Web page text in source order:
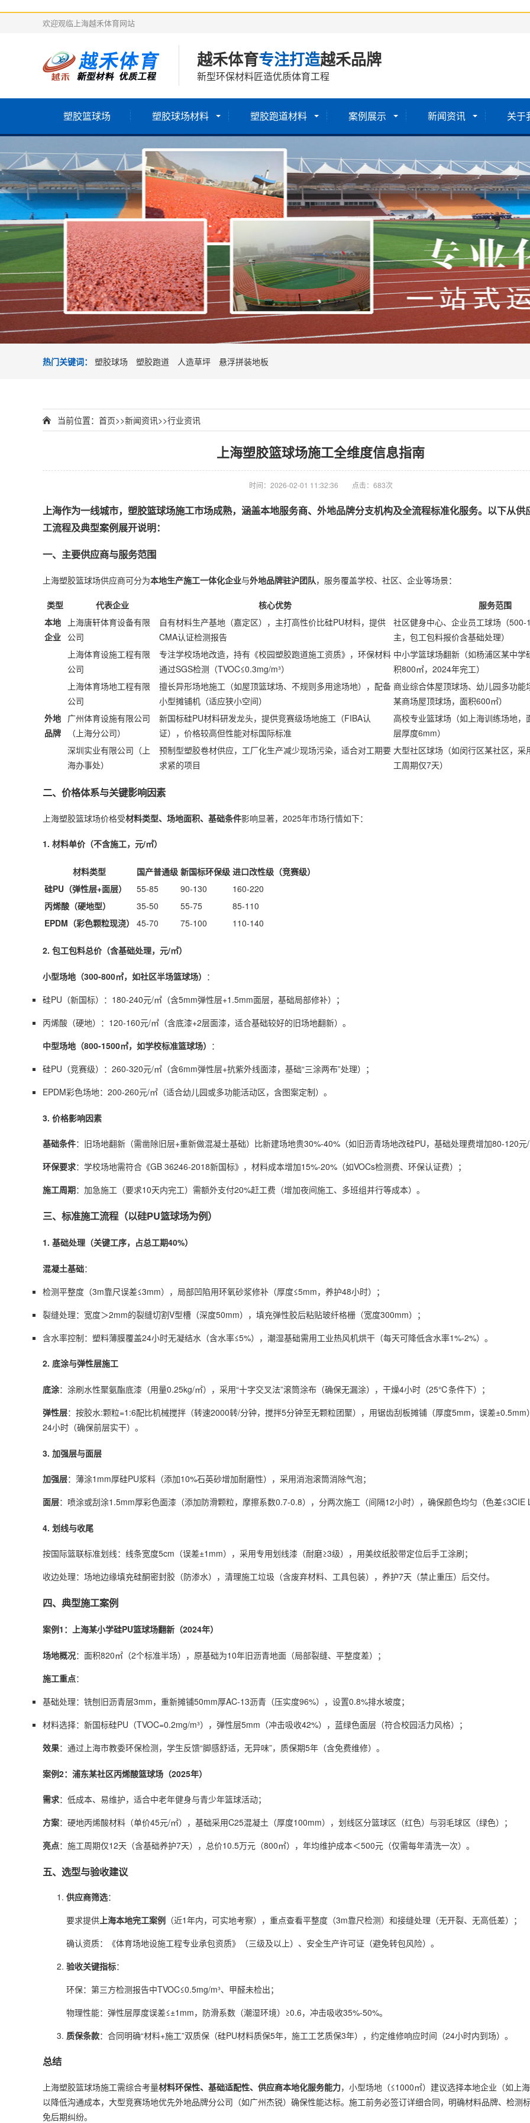
欢迎观临上海越禾体育网站
越禾体育专注打造越禾品牌
新型环保材料匠造优质体育工程
塑胶篮球场 塑胶球场材料 塑胶跑道材料 案例展示 新闻资讯 关于
热门关键词： 塑胶球场 塑胶跑道 人造草坪 悬浮拼装地板
当前位置： 首页>>新闻资讯>>行业资讯
上海塑胶篮球场施工全维度信息指南
时间：2026-02-01 11:32:36 点击：683次
上海作为一线城市， 塑胶篮球场施工市场成熟，涵盖本地服务商、外地品牌分支机构及全流程标准化服务。以下从供
工流程及典型案例展开说明：
一、主要供应商与服务范围
上海塑胶篮球场供应商可分为本地生产施工一体化企业与外地品牌驻沪团队，服务覆盖学校、社区、企业等场景：
类型 代表企业 核心优势
服务范围
本地
企业
上海唐轩体育设备有限
公司
自有材料生产基地（嘉定区），主打高性价比硅PU材料，提供
CMA认证检测报告
社区健身中心、企业员工球场（500-
主，包工包料报价含基础处理）
上海体育设施工程有限
公司
专注学校场地改造，持有《校园塑胶跑道施工资质》，环保材料
通过SGS检测（TVOC≤0.3mg/m³）
中小学篮球场翻新（如杨浦区某中学
积800㎡，2024年完工）
上海体育场地工程有限
公司
擅长异形场地施工（如屋顶篮球场、不规则多用途场地），配备
小型摊铺机（适应狭小空间）
商业综合体屋顶球场、幼儿园多功能
某商场屋顶球场，面积600㎡）
外地
品牌
广州体育设施有限公司
（上海分公司）
新国标硅PU材料研发龙头，提供竞赛级场地施工（FIBA认
证），价格较高但性能对标国际标准
高校专业篮球场（如上海训练场地，
层厚度6mm）
深圳实业有限公司（上
海办事处）
预制型塑胶卷材供应，工厂化生产减少现场污染，适合对工期要
求紧的项目
大型社区球场（如闵行区某社区，采
工周期仅7天）
二、价格体系与关键影响因素
上海塑胶篮球场价格受材料类型、场地面积、基础条件影响显著，2025年市场行情如下：
1. 材料单价（不含施工，元/㎡）
材料类型 国产普通级 新国标环保级 进口改性级（竞赛级）
硅PU（弹性层+面层）
55-85 90-130
160-220
丙烯酸（硬地型）
35-50 55-75
85-110
EPDM（彩色颗粒现浇）
45-70 75-100 110-140
2. 包工包料总价（含基础处理，元/㎡）
小型场地（300-800㎡，如社区半场篮球场） ：
硅PU（新国标）：180-240元/㎡（含5mm弹性层+1.5mm面层，基础局部修补）；
丙烯酸（硬地）：120-160元/㎡（含底漆+2层面漆，适合基础较好的旧场地翻新）。
中型场地（800-1500㎡，如学校标准篮球场） ：
硅PU（竞赛级）：260-320元/㎡（含6mm弹性层+抗紫外线面漆，基础“三涂两布”处理）；
EPDM彩色场地：200-260元/㎡（适合幼儿园或多功能活动区，含图案定制）。
3. 价格影响因素
基础条件：旧场地翻新（需凿除旧层+重新做混凝土基础）比新建场地贵30%-40%（如旧沥青场地改硅PU，基础处理费增加80-120元/
环保要求：学校场地需符合《GB 36246-2018新国标》，材料成本增加15%-20%（如VOCs检测费、环保认证费）；
施工周期：加急施工（要求10天内完工）需额外支付20%赶工费（增加夜间施工、多班组并行等成本）。
三、标准施工流程（以硅PU篮球场为例）
1. 基础处理（关键工序，占总工期40%）
混凝土基础：
检测平整度（3m靠尺误差≤3mm），局部凹陷用环氧砂浆修补（厚度≤5mm，养护48小时）；
裂缝处理：宽度＞2mm的裂缝切割V型槽（深度50mm），填充弹性胶后粘贴玻纤格栅（宽度300mm）；
含水率控制：塑料薄膜覆盖24小时无凝结水（含水率≤5%），潮湿基础需用工业热风机烘干（每天可降低含水率1%-2%）。
2. 底涂与弹性层施工
底涂：涂刷水性聚氨酯底漆（用量0.25kg/㎡），采用“十字交叉法”滚筒涂布（确保无漏涂），干燥4小时（25℃条件下）；
弹性层：按胶水:颗粒=1:6配比机械搅拌（转速2000转/分钟，搅拌5分钟至无颗粒团聚），用锯齿刮板摊铺（厚度5mm，误差±0.5mm
24小时（确保前层实干）。
3. 加强层与面层
加强层：薄涂1mm厚硅PU浆料（添加10%石英砂增加耐磨性），采用消泡滚筒消除气泡；
面层：喷涂或刮涂1.5mm厚彩色面漆（添加防滑颗粒，摩擦系数0.7-0.8），分两次施工（间隔12小时），确保颜色均匀（色差≤3CIE
4. 划线与收尾
按国际篮联标准划线：线条宽度5cm（误差±1mm），采用专用划线漆（耐磨≥3级），用美纹纸胶带定位后手工涂刷；
收边处理：场地边缘填充硅酮密封胶（防渗水），清理施工垃圾（含废弃材料、工具包装），养护7天（禁止重压）后交付。
四、典型施工案例
案例1：上海某小学硅PU篮球场翻新（2024年）
场地概况：面积820㎡（2个标准半场），原基础为10年旧沥青地面（局部裂缝、平整度差）；
施工重点：
基础处理：铣刨旧沥青层3mm，重新摊铺50mm厚AC-13沥青（压实度96%），设置0.8%排水坡度；
材料选择：新国标硅PU（TVOC=0.2mg/m³），弹性层5mm（冲击吸收42%），蓝绿色面层（符合校园活力风格）；
效果：通过上海市教委环保检测，学生反馈“脚感舒适，无异味”，质保期5年（含免费维修）。
案例2：浦东某社区丙烯酸篮球场（2025年）
需求：低成本、易维护，适合中老年健身与青少年篮球活动；
方案：硬地丙烯酸材料（单价45元/㎡），基础采用C25混凝土（厚度100mm），划线区分篮球区（红色）与羽毛球区（绿色）；
亮点：施工周期仅12天（含基础养护7天），总价10.5万元（800㎡），年均维护成本＜500元（仅需每年清洗一次）。
五、选型与验收建议
供应商筛选：
要求提供 上海本地完工案例 （近1年内，可实地考察），重点查看平整度（3m靠尺检测）和接缝处理（无开裂、无高低差）；
确认资质：《体育场地设施工程专业承包资质》（三级及以上）、安全生产许可证（避免转包风险）。
验收关键指标：
环保：第三方检测报告中TVOC≤0.5mg/m³、甲醛未检出；
物理性能：弹性层厚度误差≤±1mm，防滑系数（潮湿环境）≥0.6，冲击吸收35%-50%。
质保条款：合同明确“材料+施工”双质保（硅PU材料质保5年，施工工艺质保3年），约定维修响应时间（24小时内到场）。
总结
上海塑胶篮球场施工需综合考量材料环保性、基础适配性、供应商本地化服务能力，小型场地（≤1000㎡）建议选择本地企业（如上海
以降低沟通成本，大型竞赛场地优先外地品牌分公司（如广州杰锐）确保性能达标。施工前务必签订详细合同，明确材料品牌、检测
免后期纠纷。